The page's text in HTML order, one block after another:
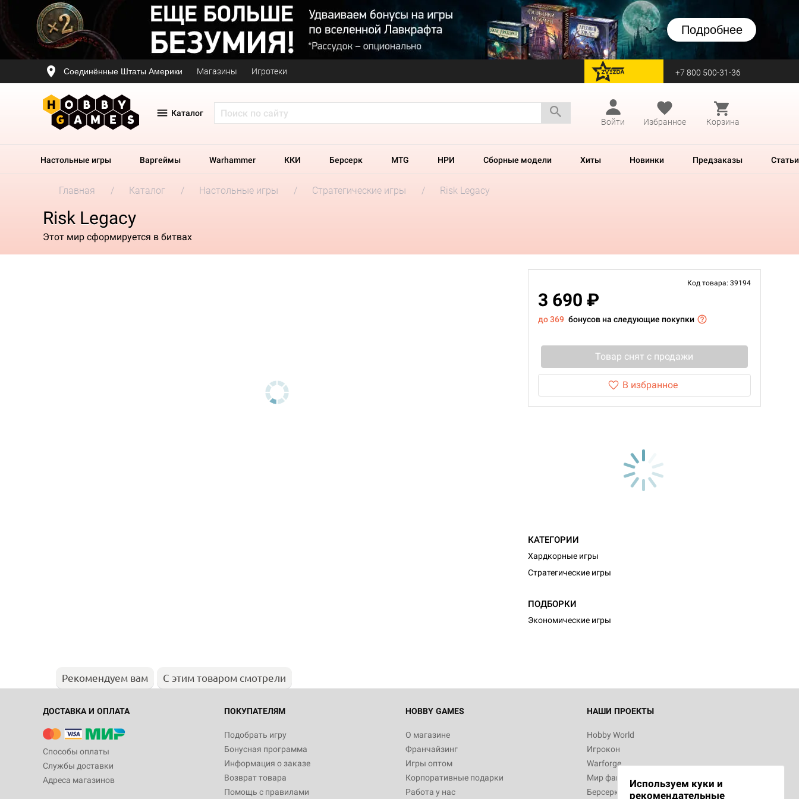
Подробнее
Соединённые Штаты Америки Магазины Игротеки перейти на Zvezda +7 800 500-31-36
Каталог
Войти
Избранное Корзина
Настольные игры Варгеймы Warhammer ККИ Берсерк MTG НРИ Сборные модели Хиты Новинки Предзаказы Статьи
Главная Каталог Настольные игры Стратегические игры Risk Legacy
Risk Legacy
Этот мир сформируется в битвах
Код товара: 39194
3 690 ₽
до 369 бонусов на следующие покупки
Товар снят с продажи
В избранное
КАТЕГОРИИ
Хардкорные игры
Стратегические игры
ПОДБОРКИ
Экономические игры
Рекомендуем вам С этим товаром смотрели
ДОСТАВКА И ОПЛАТА
Способы оплаты
Службы доставки
Адреса магазинов
ПОКУПАТЕЛЯМ
Подобрать игру
Бонусная программа
Информация о заказе
Возврат товара
Помощь с правилами
HOBBY GAMES
О магазине
Франчайзинг
Игры оптом
Корпоративные подарки
Работа у нас
НАШИ ПРОЕКТЫ
Hobby World
Игрокон
Warforge
Мир фантастики
Берсерк
Используем куки и
рекомендательные